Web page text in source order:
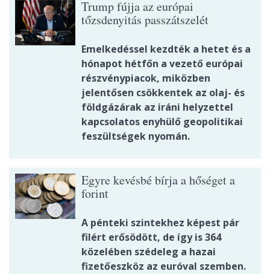
Trump fújja az európai
tőzsdenyitás passzátszelét
Emelkedéssel kezdték a hetet és a
hónapot hétfőn a vezető európai
részvénypiacok, miközben
jelentősen csökkentek az olaj- és
földgázárak az iráni helyzettel
kapcsolatos enyhülő geopolitikai
feszültségek nyomán.
Egyre kevésbé bírja a hőséget a
forint
A pénteki szintekhez képest pár
filért erősödött, de így is 364
közelében szédeleg a hazai
fizetőeszköz az euróval szemben.